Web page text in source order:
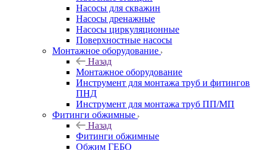
Насосы для скважин
Насосы дренажные
Насосы циркуляционные
Поверхностные насосы
Монтажное оборудование
Назад
Монтажное оборудование
Инструмент для монтажа труб и фитингов
ПНД
Инструмент для монтажа труб ПП/МП
Фитинги обжимные
Назад
Фитинги обжимные
Обжим ГЕБО